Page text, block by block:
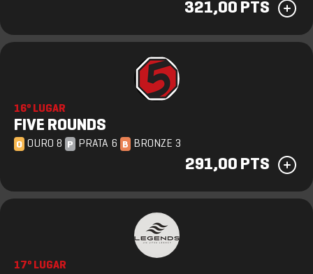
321,00 PTS
16º LUGAR
FIVE ROUNDS
O OURO 8 P PRATA 6 B BRONZE 3
291,00 PTS
17º LUGAR